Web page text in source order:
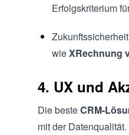
Erfolgskriterium
wieXRechnung
4. UX und
Die besteCRM-
mit der